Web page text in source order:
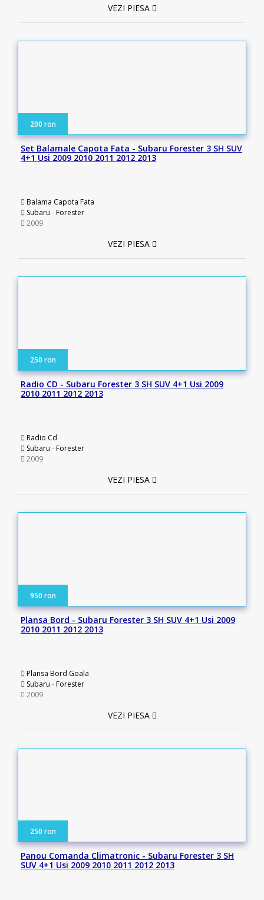
VEZI PIESA
200 ron
Set Balamale Capota Fata - Subaru Forester 3 SH SUV
4+1 Usi 2009 2010 2011 2012 2013
Balama Capota Fata
Subaru -Forester
2009
VEZI PIESA
250 ron
Radio CD - Subaru Forester 3 SH SUV 4+1 Usi 2009
2010 2011 2012 2013
Radio Cd
Subaru -Forester
2009
VEZI PIESA
950 ron
Plansa Bord - Subaru Forester 3 SH SUV 4+1 Usi 2009
2010 2011 2012 2013
Plansa Bord Goala
Subaru -Forester
2009
VEZI PIESA
250 ron
Panou Comanda Climatronic - Subaru Forester 3 SH
SUV 4+1 Usi 2009 2010 2011 2012 2013